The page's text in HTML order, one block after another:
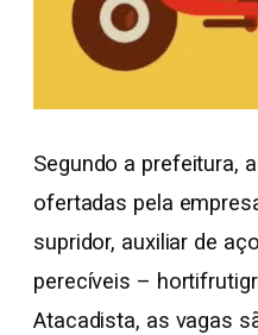
Segundo a prefeitura,
ofertadas pela
supridor, auxiliar de
perecíveis –
Atacadista, as vagas